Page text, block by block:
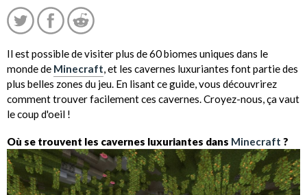
Il est possible de visiter plus de 60 biomes uniques dans le
monde de Minecraft, et les cavernes luxuriantes font partie des
plus belles zones du jeu. En lisant ce guide, vous découvrirez
comment trouver facilement ces cavernes. Croyez-nous, ça vaut
le coup d'oeil !
Où se trouvent les cavernes luxuriantes dans Minecraft ?